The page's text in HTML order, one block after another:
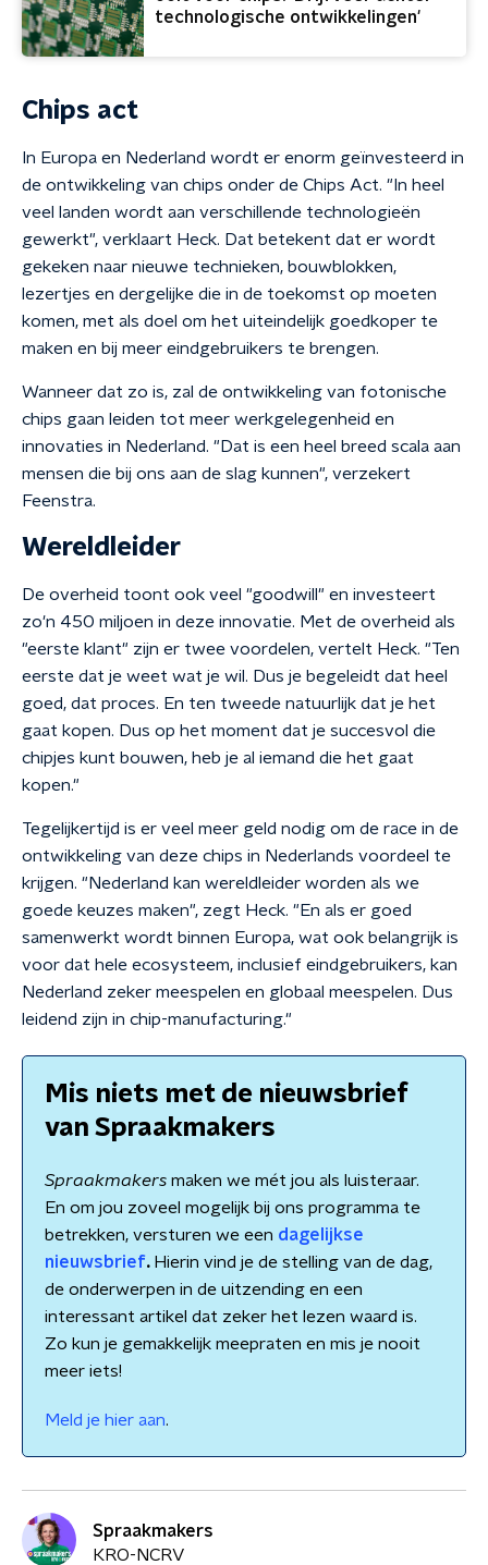
technologische ontwikkelingen'
Chips act
In Europa en Nederland wordt er enorm geïnvesteerd in
de ontwikkeling van chips onder de Chips Act. "In heel
veel landen wordt aan verschillende technologieën
gewerkt", verklaart Heck. Dat betekent dat er wordt
gekeken naar nieuwe technieken, bouwblokken,
lezertjes en dergelijke die in de toekomst op moeten
komen, met als doel om het uiteindelijk goedkoper te
maken en bij meer eindgebruikers te brengen.
Wanneer dat zo is, zal de ontwikkeling van fotonische
chips gaan leiden tot meer werkgelegenheid en
innovaties in Nederland. "Dat is een heel breed scala aan
mensen die bij ons aan de slag kunnen", verzekert
Feenstra.
Wereldleider
De overheid toont ook veel "goodwill" en investeert
zo'n 450 miljoen in deze innovatie. Met de overheid als
"eerste klant" zijn er twee voordelen, vertelt Heck. "Ten
eerste dat je weet wat je wil. Dus je begeleidt dat heel
goed, dat proces. En ten tweede natuurlijk dat je het
gaat kopen. Dus op het moment dat je succesvol die
chipjes kunt bouwen, heb je al iemand die het gaat
kopen."
Tegelijkertijd is er veel meer geld nodig om de race in de
ontwikkeling van deze chips in Nederlands voordeel te
krijgen. "Nederland kan wereldleider worden als we
goede keuzes maken", zegt Heck. "En als er goed
samenwerkt wordt binnen Europa, wat ook belangrijk is
voor dat hele ecosysteem, inclusief eindgebruikers, kan
Nederland zeker meespelen en globaal meespelen. Dus
leidend zijn in chip-manufacturing."
Mis niets met de nieuwsbrief
van Spraakmakers
Spraakmakers maken we mét jou als luisteraar.
En om jou zoveel mogelijk bij ons programma te
betrekken, versturen we een dagelijkse
nieuwsbrief.Hierin vind je de stelling van de dag,
de onderwerpen in de uitzending en een
interessant artikel dat zeker het lezen waard is.
Zo kun je gemakkelijk meepraten en mis je nooit
meer iets!
Meld je hier aan.
Spraakmakers
KRO-NCRV